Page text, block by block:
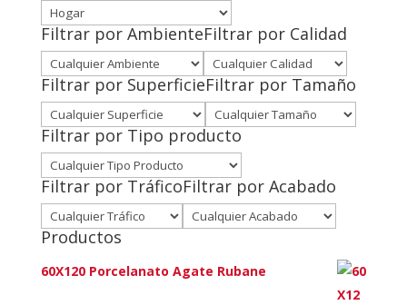
Filtrar por AmbienteFiltrar por Calidad
Filtrar por SuperficieFiltrar por Tamaño
Filtrar por Tipo producto
Filtrar por TráficoFiltrar por Acabado
Productos
60X120 Porcelanato Agate Rubane